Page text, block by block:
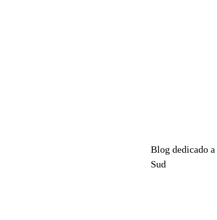
Blog dedicado
Sud